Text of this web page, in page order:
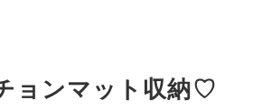
ョンマット収納♡